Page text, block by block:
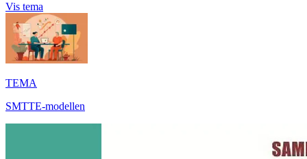
Vis tema
TEMA
SMTTE-modellen